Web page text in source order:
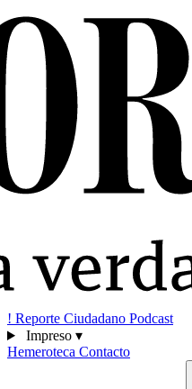
! Reporte Ciudadano Podcast
Impreso ▾
Hemeroteca Contacto